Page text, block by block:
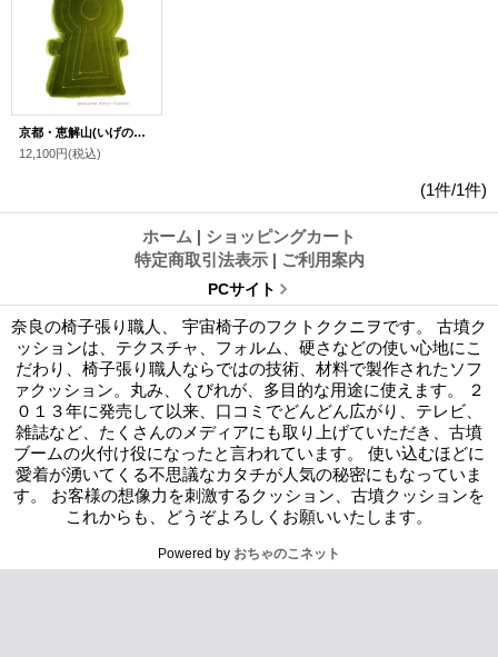
京都・恵解山(いげのやま)古墳クッション Ｌサイズ
12,100円(税込)
(1件/1件)
ホーム | ショッピングカート
特定商取引法表示 | ご利用案内
PCサイト
奈良の椅子張り職人、 宇宙椅子のフクトククニヲです。 古墳ク
ッションは、テクスチャ、フォルム、硬さなどの使い心地にこ
だわり、椅子張り職人ならではの技術、材料で製作されたソフ
ァクッション。丸み、くびれが、多目的な用途に使えます。 ２
０１３年に発売して以来、口コミでどんどん広がり、テレビ、
雑誌など、たくさんのメディアにも取り上げていただき、古墳
ブームの火付け役になったと言われています。 使い込むほどに
愛着が湧いてくる不思議なカタチが人気の秘密にもなっていま
す。 お客様の想像力を刺激するクッション、古墳クッションを
これからも、どうぞよろしくお願いいたします。
Powered by おちゃのこネット